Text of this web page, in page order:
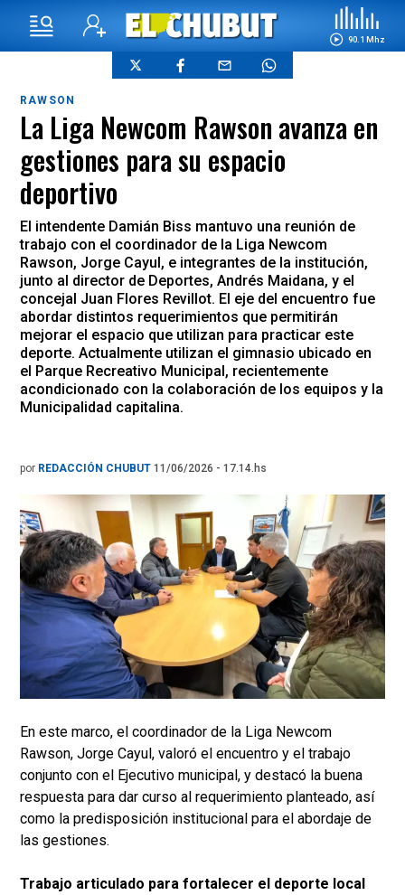
90.1 Mhz
RAWSON
La Liga Newcom Rawson avanza en
gestiones para su espacio
deportivo
El intendente Damián Biss mantuvo una reunión de
trabajo con el coordinador de la Liga Newcom
Rawson, Jorge Cayul, e integrantes de la institución,
junto al director de Deportes, Andrés Maidana, y el
concejal Juan Flores Revillot. El eje del encuentro fue
abordar distintos requerimientos que permitirán
mejorar el espacio que utilizan para practicar este
deporte. Actualmente utilizan el gimnasio ubicado en
el Parque Recreativo Municipal, recientemente
acondicionado con la colaboración de los equipos y la
Municipalidad capitalina.
por REDACCIÓN CHUBUT 11/06/2026 - 17.14.hs
En este marco, el coordinador de la Liga Newcom
Rawson, Jorge Cayul, valoró el encuentro y el trabajo
conjunto con el Ejecutivo municipal, y destacó la buena
respuesta para dar curso al requerimiento planteado, así
como la predisposición institucional para el abordaje de
las gestiones.
Trabajo articulado para fortalecer el deporte local